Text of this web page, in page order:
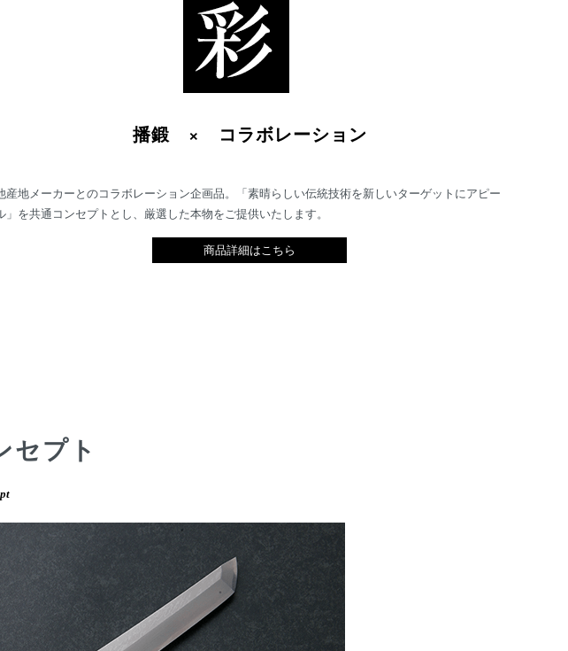
播鍛 × コラボレーション
産地メーカーとのコラボレーション企画品。「素晴らしい伝統技術を新しいターゲットにアピー
」を共通コンセプトとし、厳選した本物をご提供いたします。
商品詳細はこちら
セプト